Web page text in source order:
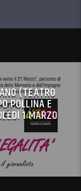
(TEATRO
POLLINA E
1 MARZO